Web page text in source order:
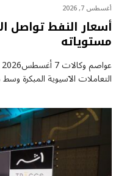
أغسطس 7, 2026
أسعار النفط تواصل
مستوياته
التعاملات الآسيوية المبكرة